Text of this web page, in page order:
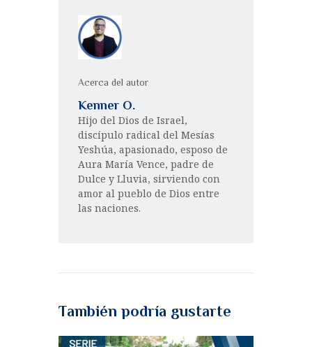
Acerca del autor
Kenner O.
Hijo del Dios de Israel,
discípulo radical del Mesías
Yeshúa, apasionado, esposo de
Aura María Vence, padre de
Dulce y Lluvia, sirviendo con
amor al pueblo de Dios entre
las naciones.
También podría gustarte